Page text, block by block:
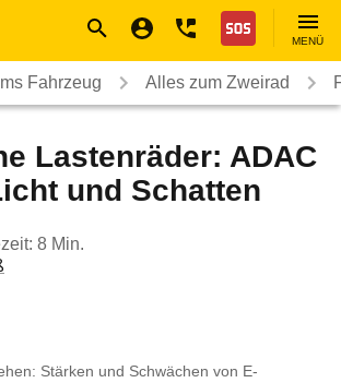
Nothilfe
MENÜ
Fahrzeug Alles zum Zweirad
Lastenräder: ADAC
und Schatten
8 Min.
Stärken und Schwächen von E-